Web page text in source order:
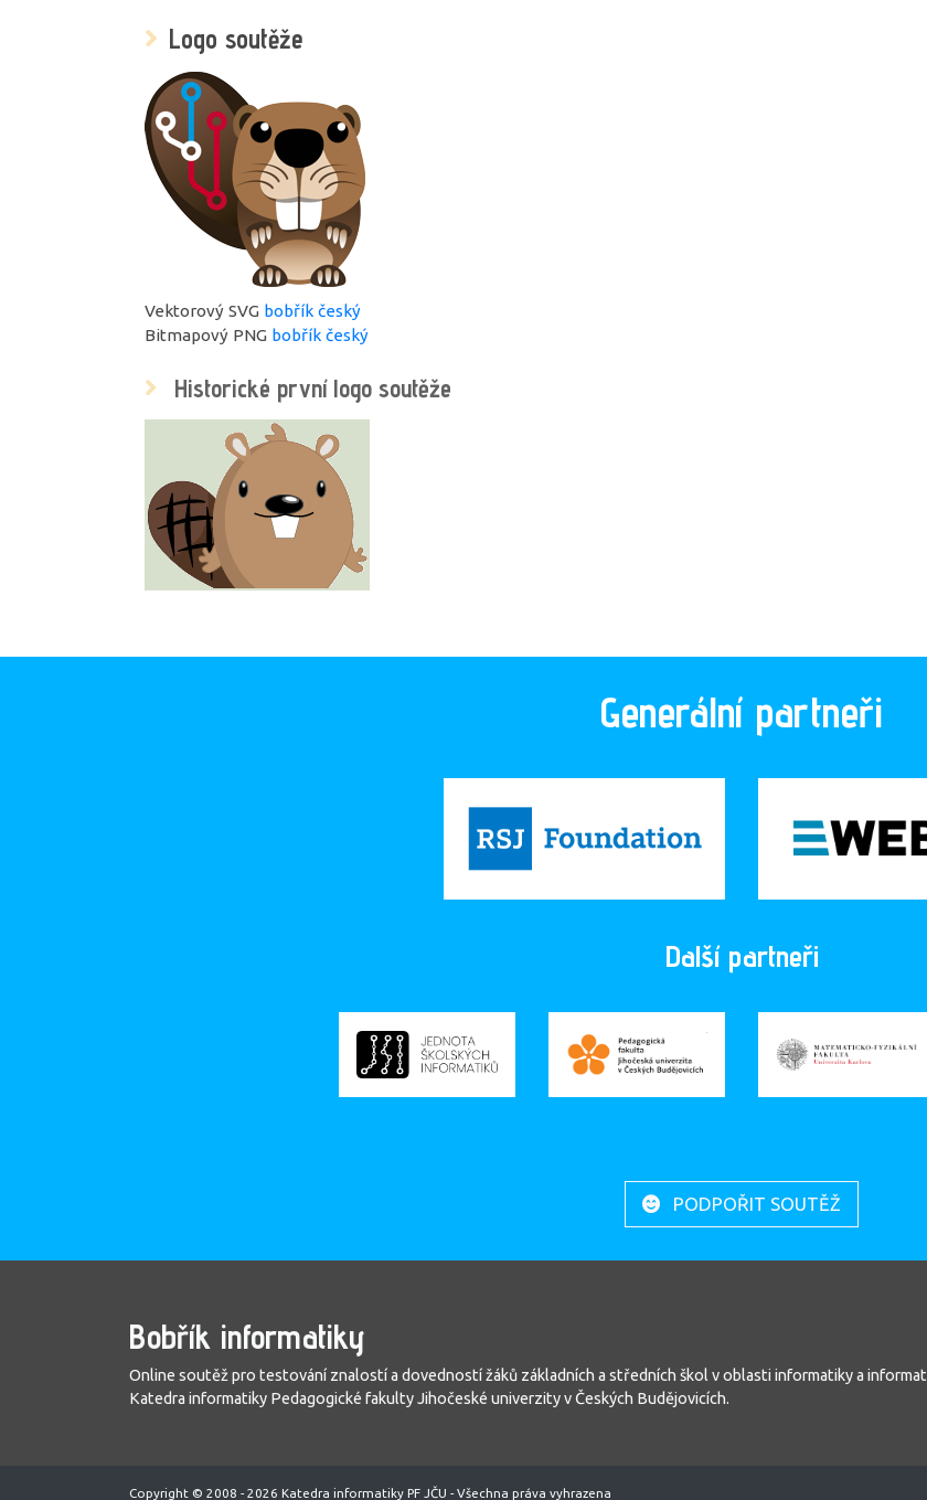
Logo soutěže
Vektorový SVG bobřík český
Bitmapový PNG bobřík český
Historické první logo soutěže
Generální partneři
Další partneři
PODPOŘIT SOUTĚŽ
Bobřík informatiky
Online soutěž pro testování znalostí a dovedností žáků základních a středních škol v oblasti informatiky a
Katedra informatiky Pedagogické fakulty Jihočeské univerzity v Českých Budějovicích.
Copyright © 2008 - 2026 Katedra informatiky PF JČU - Všechna práva vyhrazena